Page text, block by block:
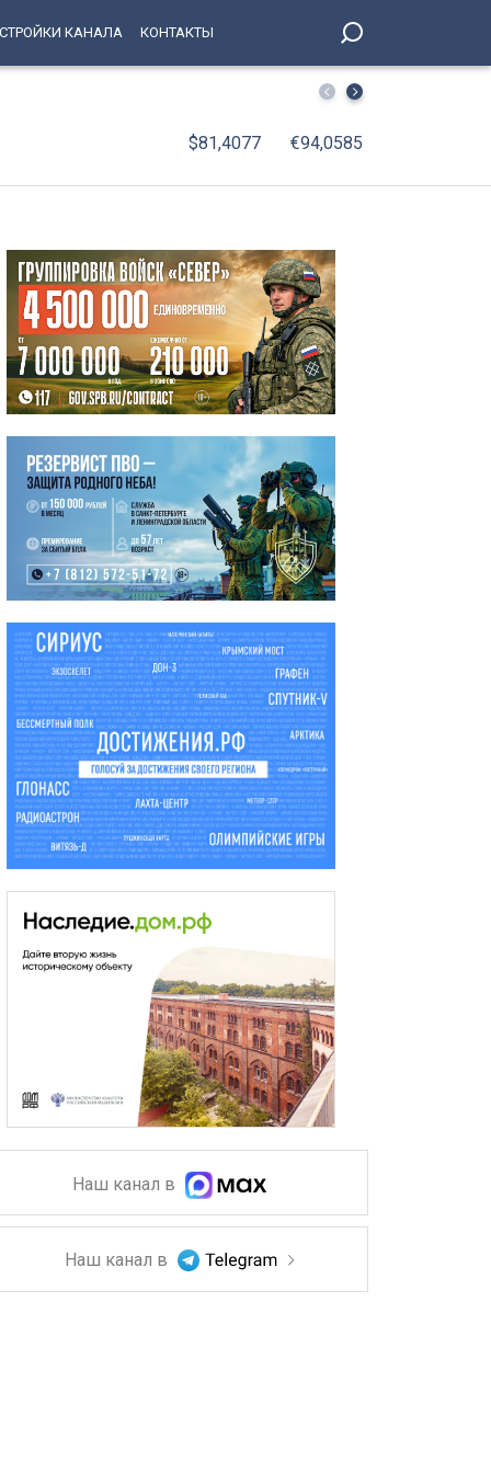
КАНАЛА КОНТАКТЫ
Онлайн-сурдопереводчики впервые будут работать на
$81,4077 €94,0585
Наш канал в
Наш канал в